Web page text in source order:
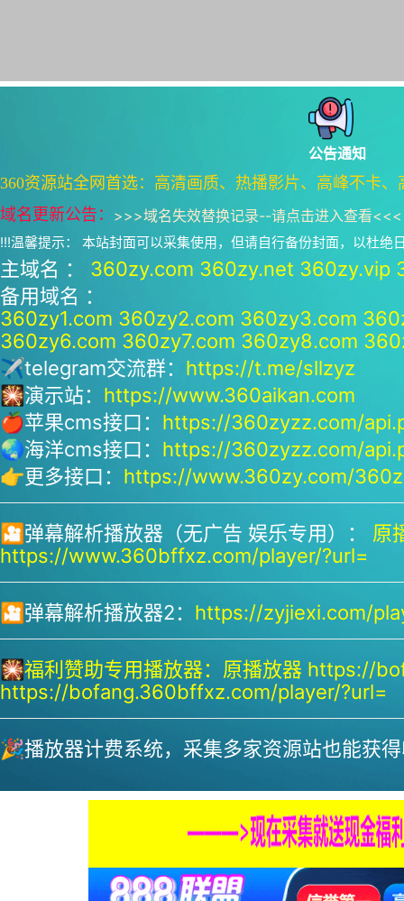
公告通知
360资源站全网首选：高清画质、热播影片、高峰不卡
域名更新公告： >>>域名失效替换记录--请点击进入查看<<<
!!!温馨提示： 本站封面可以采集使用，但请自行备份封面，以杜绝
主域名 ： 360zy.com 360zy.net 360zy.vip
备用域名 ：
360zy1.com 360zy2.com 360zy3.com
360zy6.com 360zy7.com 360zy8.com
✈telegram交流群： https://t.me/sllzyz
🎇演示站： https://www.360aikan.com
🍎苹果cms接口： https://360zyzz.com/
🌏海洋cms接口： https://360zyzz.com/
👉更多接口： https://www.360zy.com/
🎦弹幕解析播放器（无广告 娱乐专用）： 原
https://www.360bffxz.com/player/?url=
🎦弹幕解析播放器2： https://zyjiexi.com/
🎇福利赞助专用播放器： 原播放器 https://
https://bofang.360bffxz.com/player/?url=
🎉播放器计费系统，采集多家资源站也能获